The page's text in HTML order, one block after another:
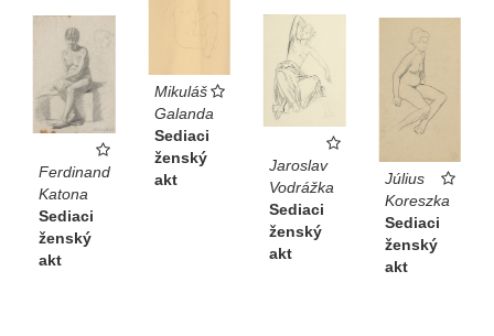
Mikuláš
Galanda
Sediaci
ženský
akt
Jaroslav
Vodrážka
Sediaci
ženský
akt
Ferdinand
Katona
Sediaci
ženský
akt
Július
Koreszka
Sediaci
ženský
akt